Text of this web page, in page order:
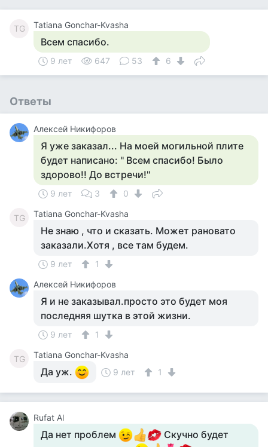
TG Tatiana Gonchar-Kvasha
Всем спасибо.
9 лет 647 53 6
Ответы
Алексей Никифоров
Я уже заказал... На моей могильной плите
будет написано: '' Всем спасибо! Было
здорово!! До встречи!''
9 лет 3 0
TG Tatiana Gonchar-Kvasha
Не знаю , что и сказать. Может рановато
заказали.Хотя , все там будем.
9 лет
1
Алексей Никифоров
Я и не заказывал.просто это будет моя
последняя шутка в этой жизни.
9 лет 1
TG Tatiana Gonchar-Kvasha
Да уж. 9 лет 1
Rufat Al
Да нет проблем
Скучно будет